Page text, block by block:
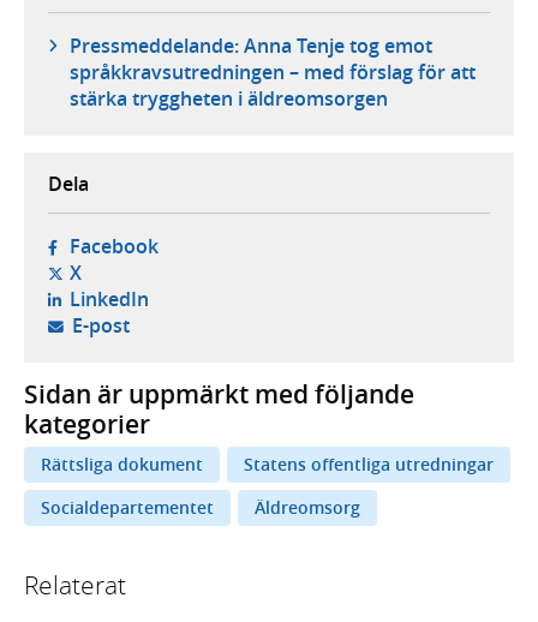
Pressmeddelande: Anna Tenje tog emot
språkkravsutredningen – med förslag för att
stärka tryggheten i äldreomsorgen
Dela
Facebook- öppnas i ny flik, extern webbplats,
X- öppnas i ny flik, extern webbplats,
LinkedIn- öppnas i ny flik, extern webbplats,
E-post- öppnar din e-postklient,
Sidan är uppmärkt med följande
kategorier
Rättsliga dokument
Statens offentliga utredningar
Socialdepartementet
Äldreomsorg
Relaterat